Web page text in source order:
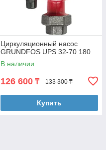
Циркуляционный насос
GRUNDFOS UPS 32-70 180
В наличии
126 600 ₸ 133 300 ₸
Купить